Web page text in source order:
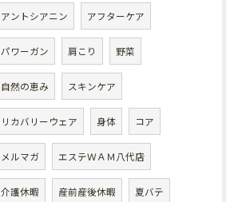
アントシアニン アフターケア
パワーガン 肩こり 野菜
自然の恵み スキンケア
リカバリーウェア 身体 コア
メルマガ エステＷＡＭ八代店
介護休暇 産前産後休暇 夏バテ